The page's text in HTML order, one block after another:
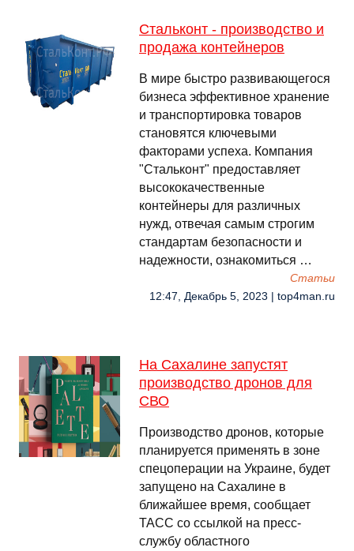
Стальконт - производство и
продажа контейнеров
В мире быстро развивающегося
бизнеса эффективное хранение
и транспортировка товаров
становятся ключевыми
факторами успеха. Компания
"Стальконт" предоставляет
высококачественные
контейнеры для различных
нужд, отвечая самым строгим
стандартам безопасности и
надежности, ознакомиться …
Cтатьи
12:47, Декабрь 5, 2023 | top4man.ru
На Сахалине запустят
производство дронов для
СВО
Производство дронов, которые
планируется применять в зоне
спецоперации на Украине, будет
запущено на Сахалине в
ближайшее время, сообщает
ТАСС со ссылкой на пресс-
службу областного